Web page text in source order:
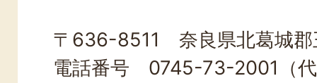
TOWN
〒636-8511 奈良県北葛城郡
電話番号 0745-73-2001（